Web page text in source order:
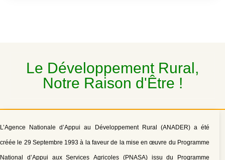
Le Développement Rural,
Notre Raison d'Être !
L’Agence Nationale d’Appui au Développement Rural (ANADER) a été
créée le 29 Septembre 1993 à la faveur de la mise en œuvre du Programme
National d’Appui aux Services Agricoles (PNASA) issu du Programme